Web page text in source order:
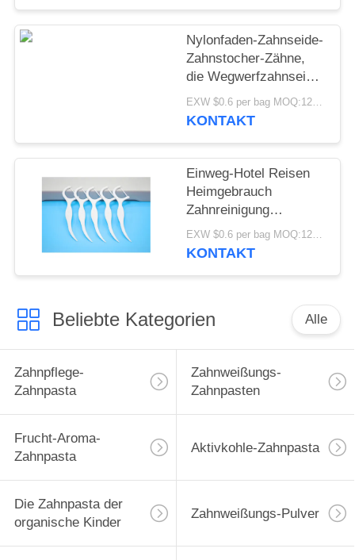
Nylonfaden-Zahnseide-
Zahnstocher-Zähne,
die Wegwerfzahnseide-
Stöcke säubern
EXW $0.6 per bag MOQ:12000bags
KONTAKT
Einweg-Hotel Reisen
Heimgebrauch
Zahnreinigung
Zahnseide Zahnstocher
Zahnreinigung
EXW $0.6 per bag MOQ:12000 Säcke
KONTAKT
Beliebte Kategorien Alle
Zahnpflege-
Zahnpasta
Zahnweißungs-
Zahnpasten
Frucht-Aroma-
Zahnpasta
Aktivkohle-Zahnpasta
Die Zahnpasta der
organische Kinder
Zahnweißungs-Pulver